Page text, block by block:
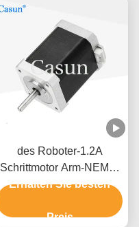
des Roboter-1.2A
Schrittmotor Arm-NEMA-
17 1,8 Grad 2 Phase
Erhalten Sie besten
Preis